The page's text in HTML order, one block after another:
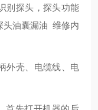
别探头，探头功能
头油囊漏油 维修内
外壳、电缆线、电